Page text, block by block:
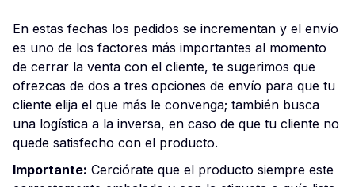
En estas fechas los pedidos se incrementan y el envío
es uno de los factores más importantes al momento
de cerrar la venta con el cliente, te sugerimos que
ofrezcas de dos a tres opciones de envío para que tu
cliente elija el que más le convenga; también busca
una logística a la inversa, en caso de que tu cliente no
quede satisfecho con el producto.
Importante: Cerciórate que el producto siempre este